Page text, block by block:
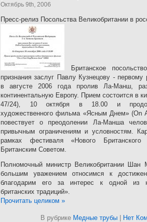
Октябрь 9th, 2006
Пресс-релиз Посольства Великобритании в
Британское
признания заслуг Павлу Кузнецову - первому
в августе 2006 года пролив Ла-Манш,
континентальную Европу. Прием состоится в
47/24), 10 октября в 18.00 и
художественного фильма «Ясным Днем» (On
повествует о преодолении Ла-Манша
привычным ограничениям и условностям.
рамках фестиваля «Нового Британского
Британским Советом.
Полномочный министр Великобритании
большим уважением относимся к
благодарим его за интерес к одной из
британских традиций».
Прочитать целиком »
В рубрике Медные трубы Нет